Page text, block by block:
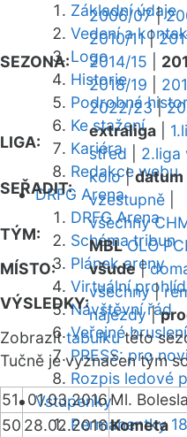
Základní údaje
Vedení a
Logo
Historie
Podrobná
Ke stažení
Kariéra
Redakce webu
DRFG Arena
DRFG Arena
Schéma tribun
Plánek areny
Virtuální
Návštěvní řád
Veřejné bruslení
PRESS: pro
Rozpis ledové
Vstupenky
Permanentky
SEZONA:
2006/07|
2010/11|
2014/15
2018/19
2022/23|
LIGA:
extraliga
střed
2.liga
SEŘADIT:
kolo|datum
vzestupně
TÝM:
všechny
MBL OLO
MÍSTO:
všude|
VÝSLEDKY:
všechny|
nájezdy|
Zobrazittabulkutéto
Tučně je vyznačen tým
51 01.03.2016Ml.
50 28.02.2016Kometa